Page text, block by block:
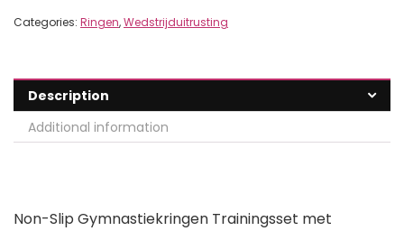
Categories: Ringen,Wedstrijduitrusting
Description
Additional information
Non-Slip Gymnastiekringen Trainingsset met